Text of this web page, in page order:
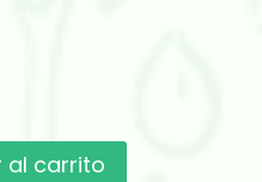
al carrito